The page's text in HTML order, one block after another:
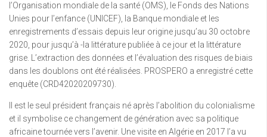
l’Organisation mondiale de la santé (OMS), le Fonds des Nations
Unies pour l’enfance (UNICEF), la Banque mondiale et les
enregistrements d’essais depuis leur origine jusqu’au 30 octobre
2020, pour jusqu’à -la littérature publiée à ce jour et la littérature
grise. L’extraction des données et l’évaluation des risques de biais
dans les doublons ont été réalisées. PROSPERO a enregistré cette
enquête (CRD42020209730).
Il est le seul président français né après l’abolition du colonialisme
et il symbolise ce changement de génération avec sa politique
africaine tournée vers l’avenir. Une visite en Algérie en 2017 l’a vu